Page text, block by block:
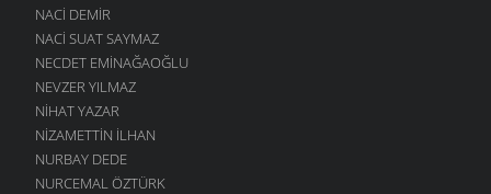
NACI DEMIR
NACI SUAT SAYMAZ
NECDET EMINAĞAOĞLU
NEVZER YILMAZ
NIHAT YAZAR
NIZAMETTIN İLHAN
NURBAY DEDE
NURCEMAL ÖZTÜRK